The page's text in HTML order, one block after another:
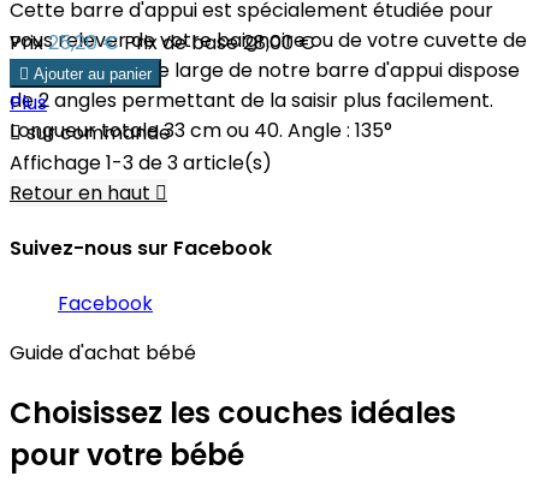
Cette barre d'appui est spécialement étudiée pour
vous relever de votre baignoire ou de votre cuvette de
toilettes. La prise large de notre barre d'appui dispose
de 2 angles permettant de la saisir plus facilement.
Longueur totale 33 cm ou 40. Angle : 135°
Prix25,20 € Prix de base28,00 €
 Ajouter au panier
Plus
sur commande
Affichage 1-3 de 3 article(s)
Retour en haut 
Suivez-nous sur Facebook
Facebook
Guide d'achat bébé
Choisissez les couches idéales
pour votre bébé